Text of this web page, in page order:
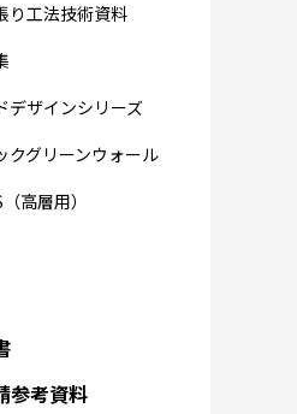
り工法技術資料
デザインシリーズ
クグリーンウォール
高層用）
参考資料